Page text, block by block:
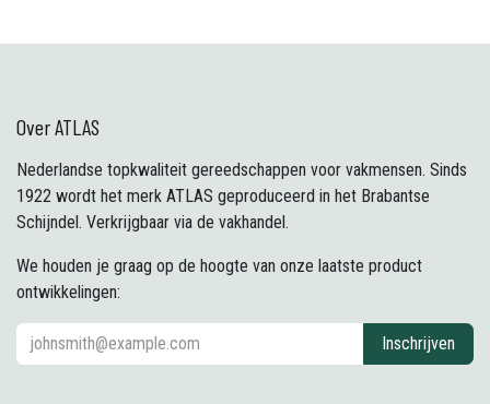
Over ATLAS
Nederlandse topkwaliteit gereedschappen voor vakmensen. Sinds
1922 wordt het merk ATLAS geproduceerd in het Brabantse
Schijndel. Verkrijgbaar via de vakhandel.
We houden je graag op de hoogte van onze laatste product
ontwikkelingen:
Inschrijven